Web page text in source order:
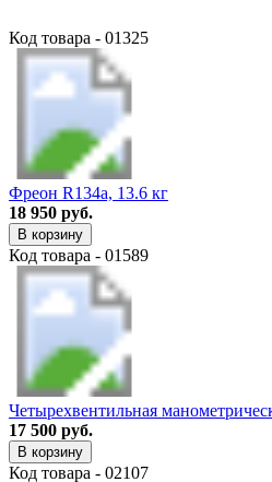
Код товара - 01325
Фреон R134a, 13.6 кг
18 950 руб.
В корзину
Код товара - 01589
Четырехвентильная
17 500 руб.
В корзину
Код товара - 02107